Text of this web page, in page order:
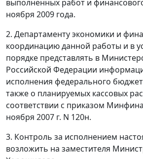
выполненных работ и
ноября 2009 года.
2. Департаменту экономики и
координацию данной работы и в
порядке представлять в
Российской Федерации
исполнения федерального
также о планируемых кассовых
соответствии с приказом
ноября 2007 г. N 120н.
3. Контроль за исполнением
возложить на заместителя